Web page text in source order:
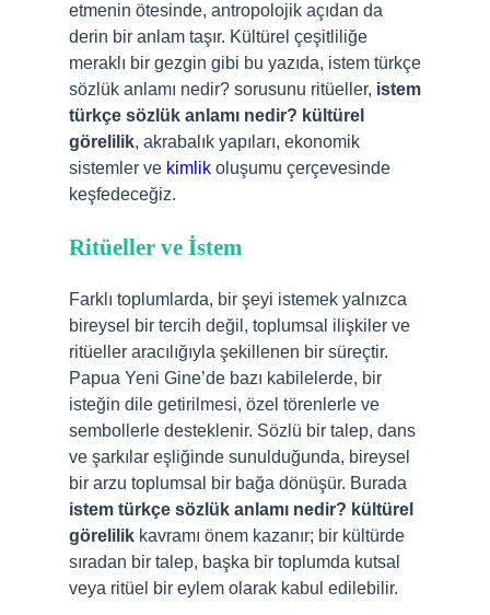
etmenin ötesinde, antropolojik açıdan da
derin bir anlam taşır. Kültürel çeşitliliğe
meraklı bir gezgin gibi bu yazıda, istem türkçe
sözlük anlamı nedir? sorusunu ritüeller, istem
türkçe sözlük anlamı nedir? kültürel
görelilik, akrabalık yapıları, ekonomik
sistemler ve kimlik oluşumu çerçevesinde
keşfedeceğiz.
Ritüeller ve İstem
Farklı toplumlarda, bir şeyi istemek yalnızca
bireysel bir tercih değil, toplumsal ilişkiler ve
ritüeller aracılığıyla şekillenen bir süreçtir.
Papua Yeni Gine’de bazı kabilelerde, bir
isteğin dile getirilmesi, özel törenlerle ve
sembollerle desteklenir. Sözlü bir talep, dans
ve şarkılar eşliğinde sunulduğunda, bireysel
bir arzu toplumsal bir bağa dönüşür. Burada
istem türkçe sözlük anlamı nedir? kültürel
görelilik kavramı önem kazanır; bir kültürde
sıradan bir talep, başka bir toplumda kutsal
veya ritüel bir eylem olarak kabul edilebilir.